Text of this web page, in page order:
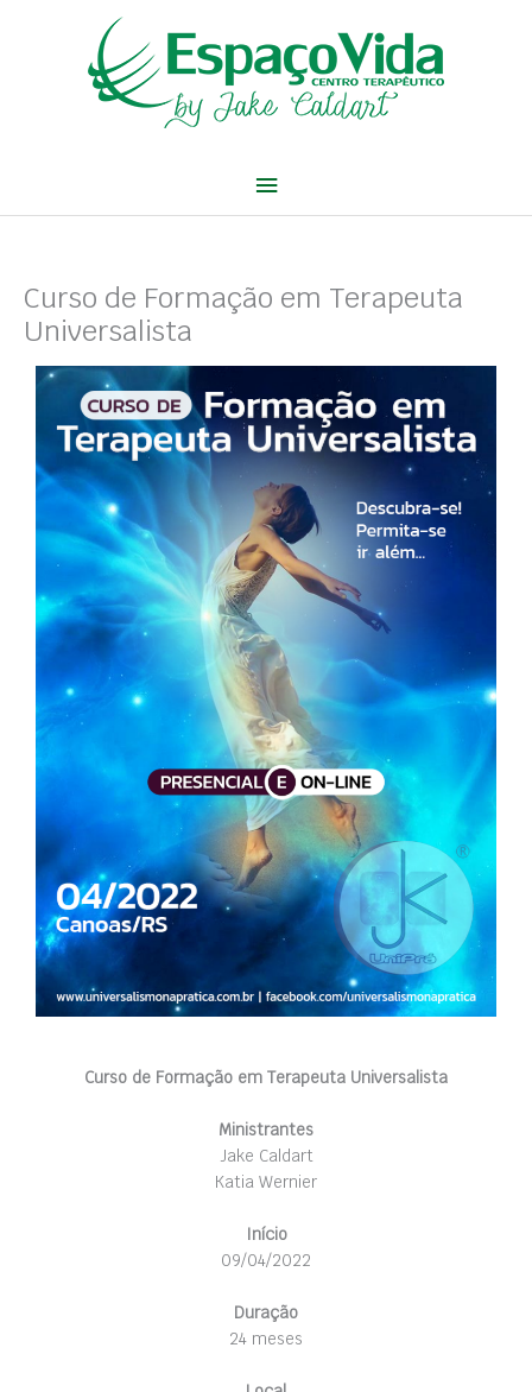
principal
Curso de Formação em Terapeuta
Universalista
Curso de Formação em Terapeuta Universalista
Ministrantes
Jake Caldart
Katia Wernier
Início
09/04/2022
Duração
24 meses